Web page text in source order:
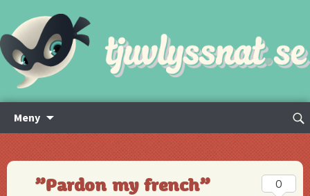
Meny
innehåll
Sök
”Pardon my french” 0